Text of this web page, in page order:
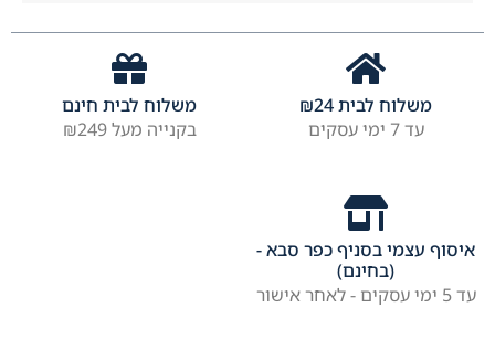
משלוח לבית ₪24
עד 7 ימי עסקים
משלוח לבית חינם
בקנייה מעל ₪249
איסוף עצמי בסניף כפר סבא -
(בחינם)
עד 5 ימי עסקים - לאחר אישור